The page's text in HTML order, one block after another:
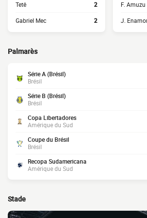
Tetê 2
Gabriel Mec 2
F. Amuzu
J.
Palmarès
Série A (Brésil)
Brésil
Série B (Brésil)
Brésil
Copa Libertadores
Amérique du Sud
Coupe du Brésil
Brésil
Recopa Sudamericana
Amérique du Sud
Stade